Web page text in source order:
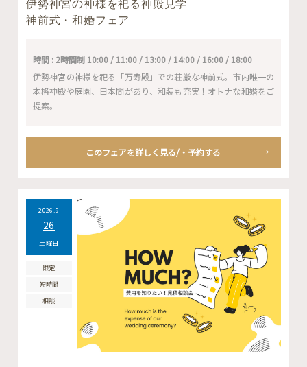
伊勢神宮の神様を祀る神殿見学
神前式・和婚フェア
時間 : 2時間制 10:00 / 11:00 / 13:00 / 14:00 / 16:00 / 18:00
伊勢神宮の神様を祀る「万寿殿」での荘厳な神前式。市内唯一の
本格神殿や庭園、日本間があり、和装も充実！オトナな和婚をご
提案。
このフェアを詳しく見る/・予約する
2026.9
26
土曜日
限定
短時間
相談